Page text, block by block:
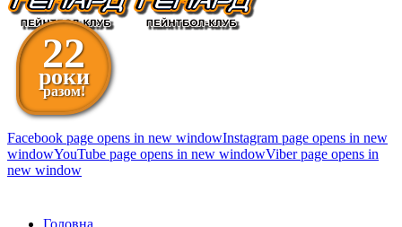
22
роки
разом!
Facebook page opens in new windowInstagram page opens in new
windowYouTube page opens in new windowViber page opens in
new window
Головна